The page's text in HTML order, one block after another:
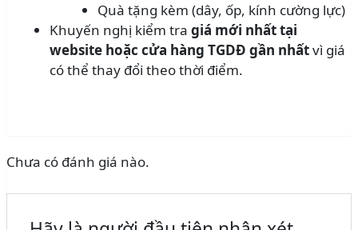
Quà tặng kèm (dây, ốp, kính cường lực)
Khuyến nghị kiểm tra giá mới nhất tại
website hoặc cửa hàng TGDĐ gần nhấtvì giá
có thể thay đổi theo thời điểm.
Chưa có đánh giá nào.